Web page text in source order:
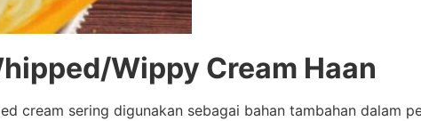
Wippy Cream Haan
cream sering digunakan sebagai bahan tambahan dalam